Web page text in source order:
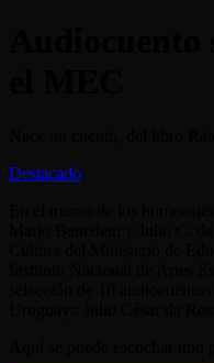
Destacado